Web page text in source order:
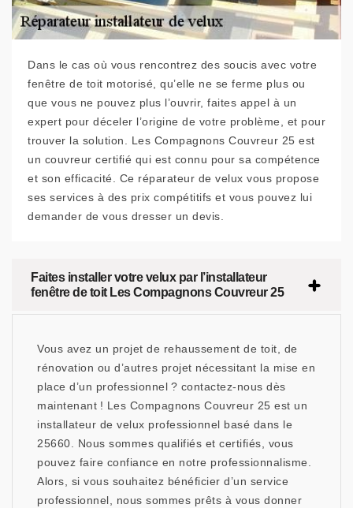
Dans le cas où vous rencontrez des soucis avec votre
fenêtre de toit motorisé, qu’elle ne se ferme plus ou
que vous ne pouvez plus l’ouvrir, faites appel à un
expert pour déceler l’origine de votre problème, et pour
trouver la solution. Les Compagnons Couvreur 25 est
un couvreur certifié qui est connu pour sa compétence
et son efficacité. Ce réparateur de velux vous propose
ses services à des prix compétitifs et vous pouvez lui
demander de vous dresser un devis.
Faites installer votre velux par l’installateur
fenêtre de toit Les Compagnons Couvreur 25
Vous avez un projet de rehaussement de toit, de
rénovation ou d’autres projet nécessitant la mise en
place d’un professionnel ? contactez-nous dès
maintenant ! Les Compagnons Couvreur 25 est un
installateur de velux professionnel basé dans le
25660. Nous sommes qualifiés et certifiés, vous
pouvez faire confiance en notre professionnalisme.
Alors, si vous souhaitez bénéficier d’un service
professionnel, nous sommes prêts à vous donner